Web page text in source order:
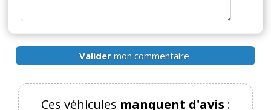
Validermon commentaire
Ces véhicules manquent d'avis :